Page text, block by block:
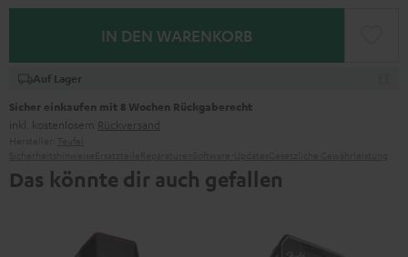
IN DEN WARENKORB
Auf Lager
Sicher einkaufen mit 8 Wochen Rückgaberecht
inkl. kostenlosem Rückversand
Das könnte dir auch gefallen